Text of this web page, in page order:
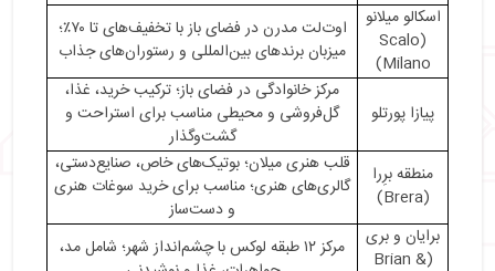
اسکالو میلانو
(Scalo
Milano)
اوت‌لت مدرن در فضای باز با تخفیف‌های تا ۷۰٪؛
میزبان برندهای بین‌المللی و رستوران‌های جذاب
پیازا پورتلو
مرکز خانوادگی در فضای باز؛ ترکیب خرید، غذا،
گل‌فروشی و محیطی مناسب برای استراحت و
گشت‌وگذار
منطقه برِرا
(Brera)
قلب هنری میلان؛ بوتیک‌های خاص، صنایع‌دستی،
گالری‌های هنری؛ مناسب برای خرید سوغات هنری
و دست‌ساز
برایان و بری
(Brian &
مرکز ۱۲ طبقه لوکس با چشم‌انداز شهر؛ شامل مد،